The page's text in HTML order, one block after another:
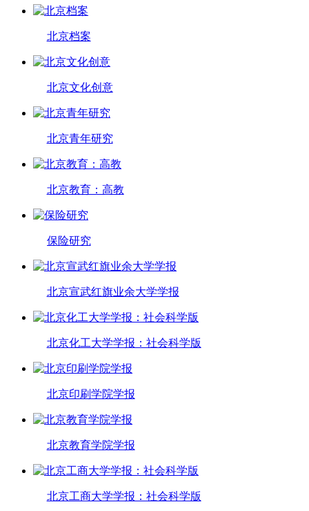
北京档案
北京文化创意
北京青年研究
北京教育：高教
保险研究
北京宣武红旗业余大学学报
北京化工大学学报：社会科学版
北京印刷学院学报
北京教育学院学报
北京工商大学学报：社会科学版